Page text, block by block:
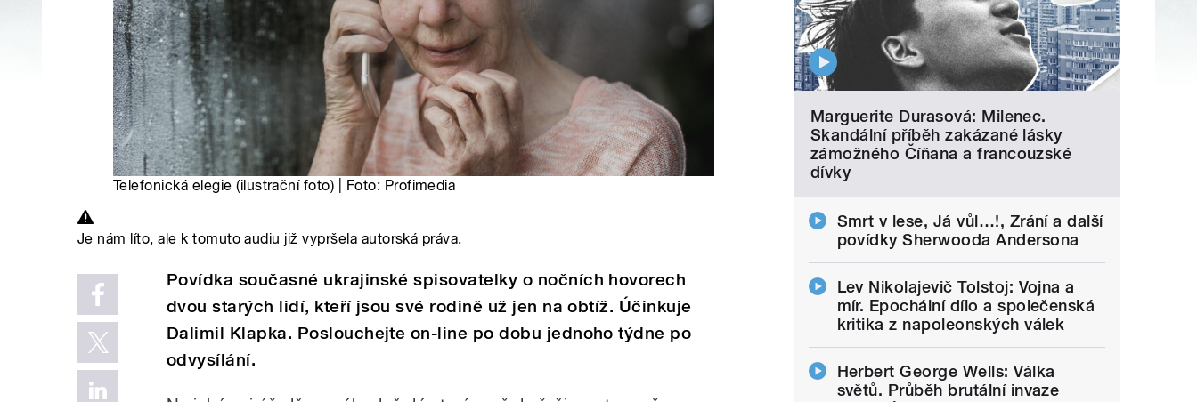
Telefonická elegie (ilustrační foto) | Foto: Profimedia
Je nám líto, ale k tomuto audiu již vypršela autorská práva.
Povídka současné ukrajinské spisovatelky o nočních hovorech
dvou starých lidí, kteří jsou své rodině už jen na obtíž. Účinkuje
Dalimil Klapka. Poslouchejte on-line po dobu jednoho týdne po
odvysílání.
Marguerite Durasová: Milenec.
Skandální příběh zakázané lásky
zámožného Číňana a francouzské
dívky
Smrt v lese, Já vůl…!, Zrání a další
povídky Sherwooda Andersona
Lev Nikolajevič Tolstoj: Vojna a
mír. Epochální dílo a společenská
kritika z napoleonských válek
Herbert George Wells: Válka
světů. Průběh brutální invaze